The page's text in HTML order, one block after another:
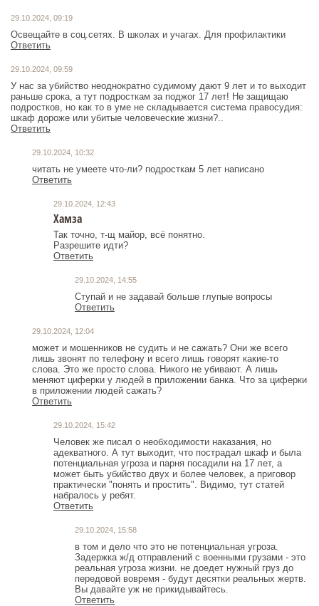
29.10.2024, 09:19
Освещайте в соц.сетях. В школах и учагах. Для профилактики
Ответить
29.10.2024, 09:59
У нас за убийство неоднократно судимому дают 9 лет и то выходит
раньше срока, а тут подросткам за поджог 17 лет! Не защищаю
подростков, но как то в уме не складывается система правосудия:
шкаф дороже или убитые человеческие жизни?..
Ответить
29.10.2024, 10:32
читать не умеете что-ли? подросткам 5 лет написано
Ответить
29.10.2024, 12:43
Хамза
Так точно, т-щ майор, всё понятно.
Разрешите идти?
Ответить
29.10.2024, 14:55
Ступай и не задавай больше глупые вопросы
Ответить
29.10.2024, 12:04
может и мошенников не судить и не сажать? Они же всего
лишь звонят по телефону и всего лишь говорят какие-то
слова. Это же просто слова. Никого не убивают. А лишь
меняют циферки у людей в приложении банка. Что за циферки
в приложении людей сажать?
Ответить
29.10.2024, 15:42
Человек же писал о необходимости наказания, но
адекватного. А тут выходит, что пострадал шкаф и была
потенциальная угроза и парня посадили на 17 лет, а
может быть убийство двух и более человек, а приговор
практически "понять и простить". Видимо, тут статей
набралось у ребят.
Ответить
29.10.2024, 15:58
в том и дело что это не потенциальная угроза.
Задержка ж/д отправлений с военными грузами - это
реальная угроза жизни. не доедет нужный груз до
передовой вовремя - будут десятки реальных жертв.
Вы давайте уж не прикидывайтесь.
Ответить